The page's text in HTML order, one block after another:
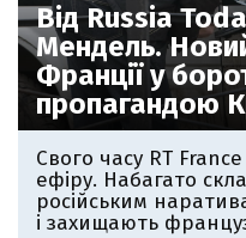
Від Russia
Мендель.
Франції у
пропагандою
Свого часу RT
ефіру. Набагато
російським
і захищають